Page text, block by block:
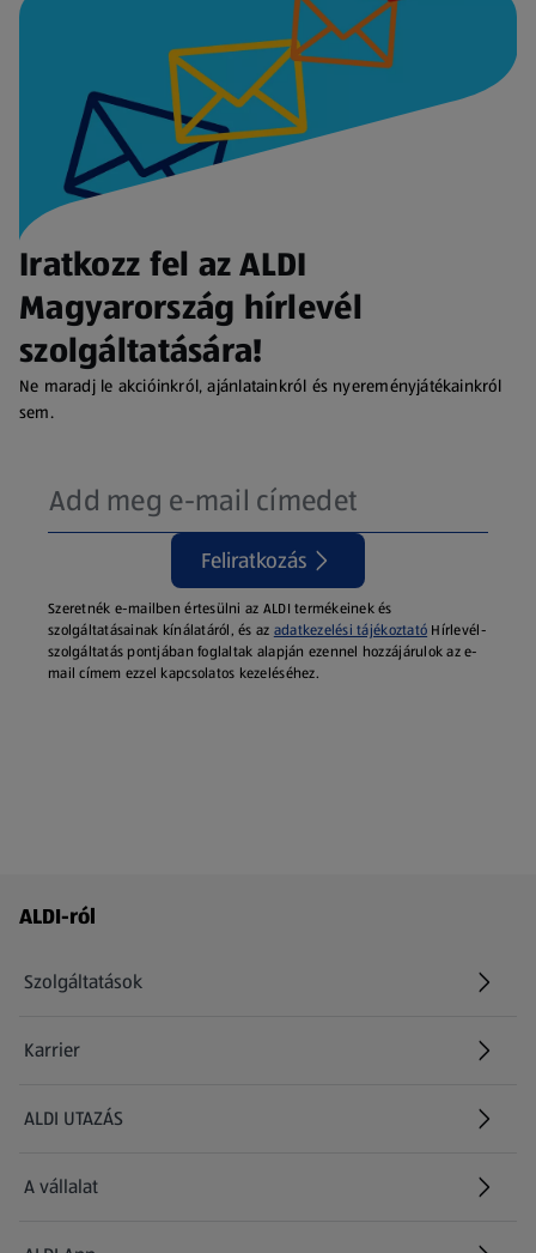
Iratkozz fel az ALDI
Magyarország hírlevél
szolgáltatására!
Ne maradj le akcióinkról, ajánlatainkról és nyereményjátékainkról
sem.
Feliratkozás
Szeretnék e-mailben értesülni az ALDI termékeinek és
szolgáltatásainak kínálatáról, és az adatkezelési tájékoztató Hírlevél-
szolgáltatás pontjában foglaltak alapján ezennel hozzájárulok az e-
mail címem ezzel kapcsolatos kezeléséhez.
Láblécmenü - további linkek
ALDI-ról
Szolgáltatások
Karrier
(új oldalon nyílik meg)
ALDI UTAZÁS
(új oldalon nyílik meg)
A vállalat